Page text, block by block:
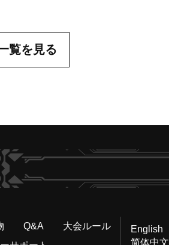
覧を見る
ンガードch
Q&A
大会ルール
English
简体中文